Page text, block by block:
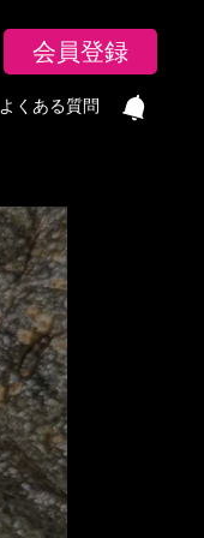
会員登録
よくある質問